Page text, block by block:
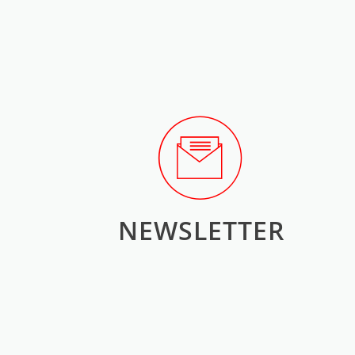
NEWSLETTER